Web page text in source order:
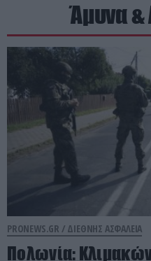
Άμυνα
PRONEWS.GR / ΔΙΕΘΝΗΣ ΑΣΦΑΛΕΙΑ
Πολωνία: